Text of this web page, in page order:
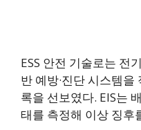
ESS 안전 기술로는 전
반 예방·진단 시스템을
록을 선보였다. EIS는
태를 측정해 이상 징후